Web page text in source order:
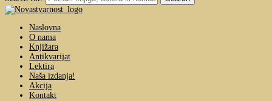
Naslovna
O nama
Knjižara
Antikvarijat
Lektira
Naša izdanja!
Akcija
Kontakt